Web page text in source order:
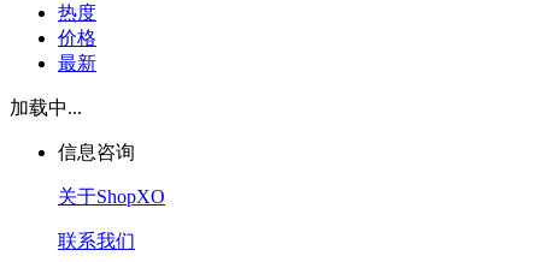
热度
价格
最新
加载中...
信息咨询
关于ShopXO
联系我们